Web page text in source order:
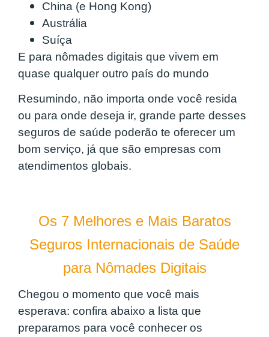
China (e Hong Kong)
Austrália
Suíça
E para nômades digitais que vivem em
quase qualquer outro país do mundo
Resumindo, não importa onde você resida
ou para onde deseja ir, grande parte desses
seguros de saúde poderão te oferecer um
bom serviço, já que são empresas com
atendimentos globais.
Os 7 Melhores e Mais Baratos
Seguros Internacionais de Saúde
para Nômades Digitais
Chegou o momento que você mais
esperava: confira abaixo a lista que
preparamos para você conhecer os